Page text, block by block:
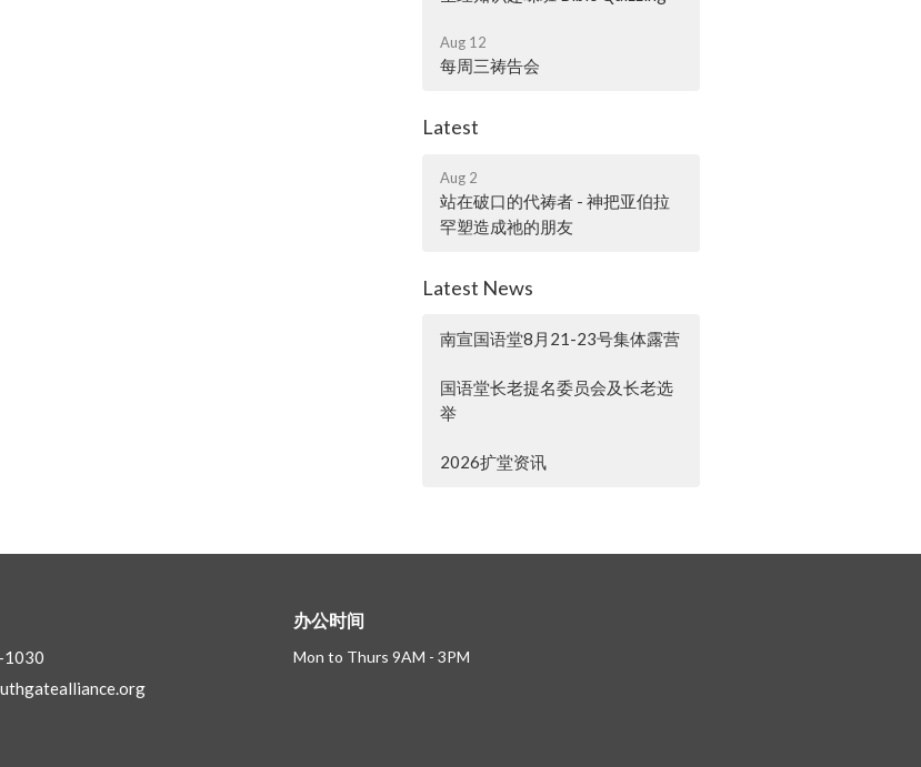
Aug 12
每周三祷告会
Latest
Aug 2
站在破口的代祷者 - 神把亚伯拉
罕塑造成祂的朋友
Latest News
南宣国语堂8月21-23号集体露营
国语堂长老提名委员会及长老选
举
2026扩堂资讯
1030
办公时间
Mon to Thurs 9AM - 3PM